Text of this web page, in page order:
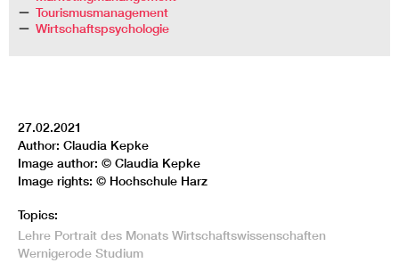
Tourismusmanagement
Wirtschaftspsychologie
27.02.2021
Author: Claudia Kepke
Image author: © Claudia Kepke
Image rights: © Hochschule Harz
Topics:
Lehre Portrait des Monats Wirtschaftswissenschaften
Wernigerode Studium